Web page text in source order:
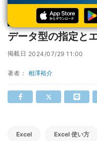
連載
Excelをノーコード
データ型の指定と
掲載日 2024/07/29 11:00
著者： 相澤裕介
Excel Excel 使い方